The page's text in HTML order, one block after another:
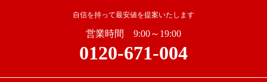
自信を持って最安値を提案いたします
営業時間 9:00～19:00
0120-671-004